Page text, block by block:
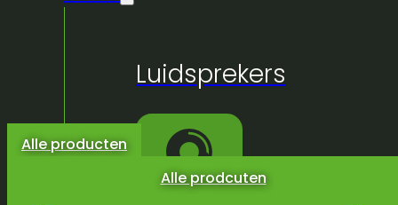
Alle prodcuten
producten
winkelwagen.
Luidsprekers
Alle producten